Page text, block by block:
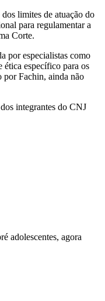
limites de atuação do
para regulamentar a
Corte.
por especialistas como
específico para os
por Fachin, ainda não
integrantes do CNJ
adolescentes, agora